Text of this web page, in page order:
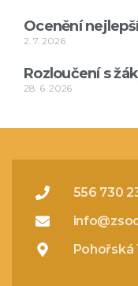
Ocenění
2. 7. 2026
Rozloučení s
28. 6. 2026
556 730
Pohořská